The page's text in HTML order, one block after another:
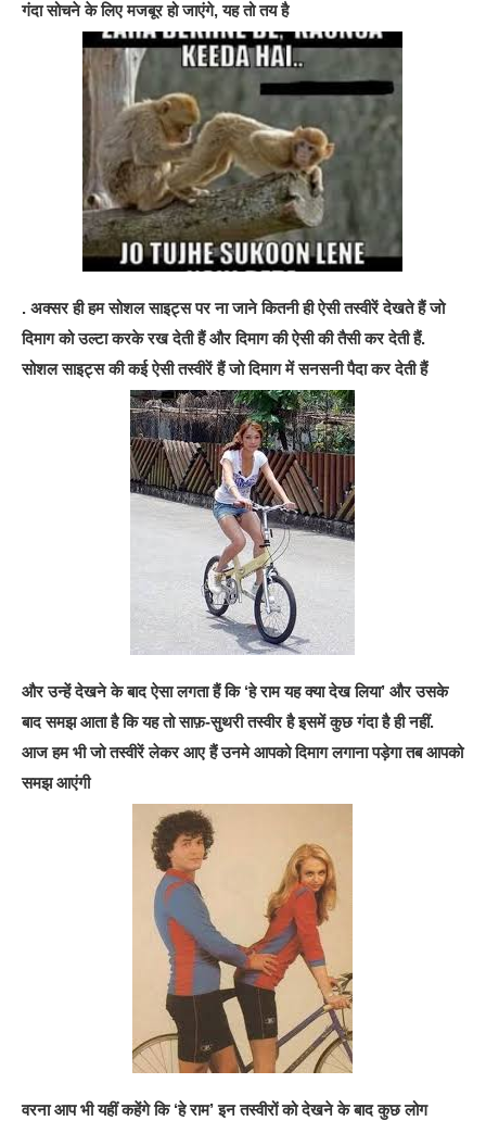
गंदा सोचने के लिए मजबूर हो जाएंगे, यह तो तय है
. अक्सर ही हम सोशल साइट्स पर ना जाने कितनी ही ऐसी तस्वीरें देखते हैं जो
दिमाग को उल्टा करके रख देती हैं और दिमाग की ऐसी की तैसी कर देती हैं.
सोशल साइट्स की कई ऐसी तस्वीरें हैं जो दिमाग में सनसनी पैदा कर देती हैं
और उन्हें देखने के बाद ऐसा लगता हैं कि ‘हे राम यह क्या देख लिया’ और उसके
बाद समझ आता है कि यह तो साफ़-सुथरी तस्वीर है इसमें कुछ गंदा है ही नहीं.
आज हम भी जो तस्वीरें लेकर आए हैं उनमे आपको दिमाग लगाना पड़ेगा तब आपको
समझ आएंगी
वरना आप भी यहीं कहेंगे कि ‘हे राम’ इन तस्वीरों को देखने के बाद कुछ लोग